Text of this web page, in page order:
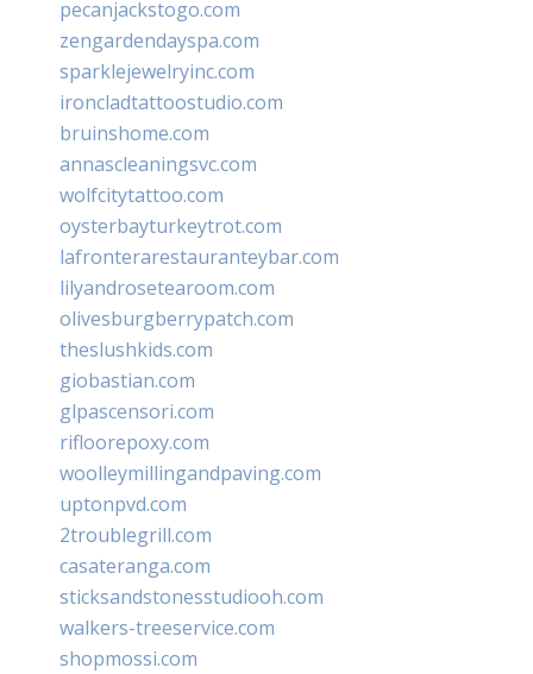
pecanjackstogo.com
zengardendayspa.com
sparklejewelryinc.com
ironcladtattoostudio.com
bruinshome.com
annascleaningsvc.com
wolfcitytattoo.com
oysterbayturkeytrot.com
lafronterarestauranteybar.com
lilyandrosetearoom.com
olivesburgberrypatch.com
theslushkids.com
giobastian.com
glpascensori.com
rifloorepoxy.com
woolleymillingandpaving.com
uptonpvd.com
2troublegrill.com
casateranga.com
sticksandstonesstudiooh.com
walkers-treeservice.com
shopmossi.com